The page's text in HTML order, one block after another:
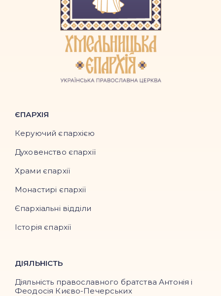
ЄПАРХІЯ
Керуючий єпархією
Духовенство єпархії
Храми єпархії
Монастирі єпархії
Єпархіальні відділи
Історія єпархії
ДІЯЛЬНІСТЬ
Діяльність православного братства Антонія і
Феодосія Києво-Печерських